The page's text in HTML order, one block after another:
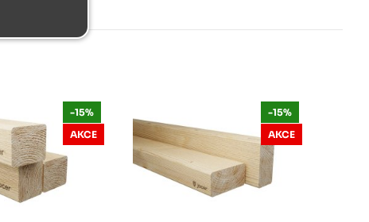
-15%
AKCE
-15%
AKCE